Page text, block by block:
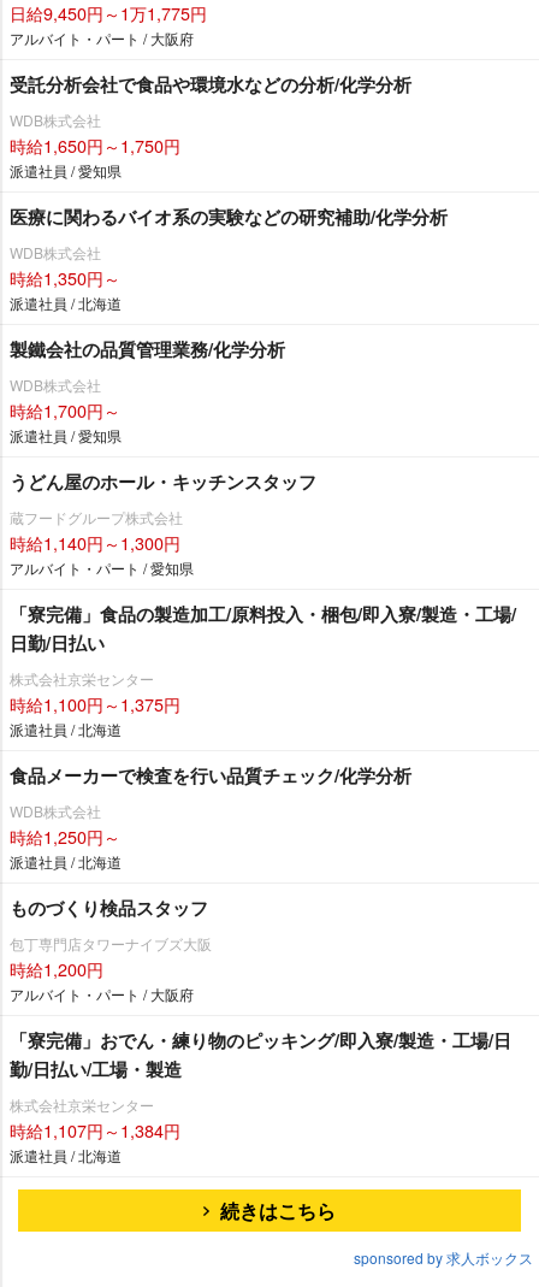
日給9,450円～1万1,775円
アルバイト・パート / 大阪府
受託分析会社で食品や環境水などの分析/化学分析
WDB株式会社
時給1,650円～1,750円
派遣社員 / 愛知県
医療に関わるバイオ系の実験などの研究補助/化学分析
WDB株式会社
時給1,350円～
派遣社員 / 北海道
製鐵会社の品質管理業務/化学分析
WDB株式会社
時給1,700円～
派遣社員 / 愛知県
うどん屋のホール・キッチンスタッフ
蔵フードグループ株式会社
時給1,140円～1,300円
アルバイト・パート / 愛知県
「寮完備」食品の製造加工/原料投入・梱包/即入寮/製造・工場/
日勤/日払い
株式会社京栄センター
時給1,100円～1,375円
派遣社員 / 北海道
食品メーカーで検査を行い品質チェック/化学分析
WDB株式会社
時給1,250円～
派遣社員 / 北海道
ものづくり検品スタッフ
包丁専門店タワーナイブズ大阪
時給1,200円
アルバイト・パート / 大阪府
「寮完備」おでん・練り物のピッキング/即入寮/製造・工場/日
勤/日払い/工場・製造
株式会社京栄センター
時給1,107円～1,384円
派遣社員 / 北海道
続きはこちら
sponsored by 求人ボックス